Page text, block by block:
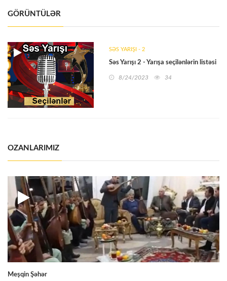
GÖRÜNTÜLƏR
SƏS YARIŞI - 2
Səs Yarışı 2 - Yarışa seçilənlərin listəsi
8/24/2023 34
OZANLARIMIZ
Meşqin Şəhər